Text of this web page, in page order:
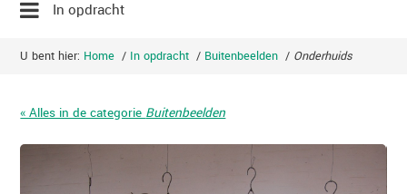
In opdracht
U bent hier: Home / In opdracht / Buitenbeelden / Onderhuids
« Alles in de categorie Buitenbeelden